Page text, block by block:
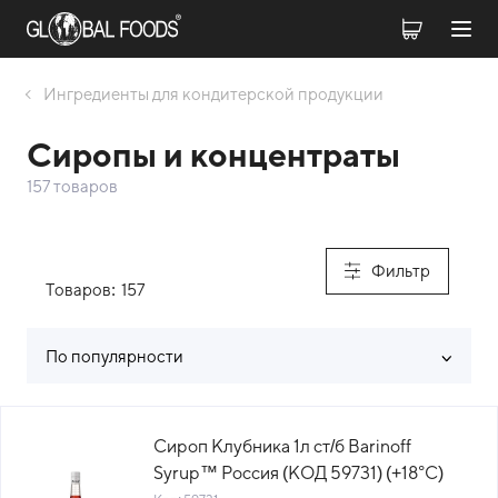
Ингредиенты для кондитерской продукции
Сиропы и концентраты
157 товаров
Фильтр
Товаров: 157
По популярности
Сироп Клубника 1л ст/б Barinoff
Syrup™ Россия (КОД 59731) (+18°С)